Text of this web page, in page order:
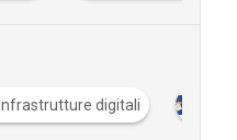
Infrastrutture digitali